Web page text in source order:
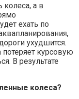
колеса, а в
ехать по
ухудшится.
курсовую
В результате
колеса?